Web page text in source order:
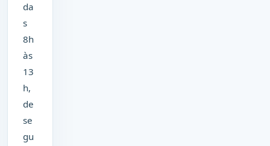
da
s
8h
às
13
h,
de
se
gu